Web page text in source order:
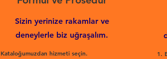
Sizin yerinize rakamlar ve
deneylerle biz uğraşalım.
Kataloğumuzdan hizmeti seçin.